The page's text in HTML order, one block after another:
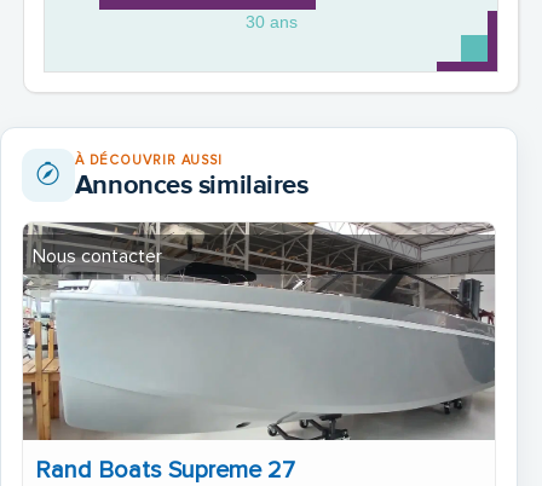
30 ans
À DÉCOUVRIR AUSSI
Annonces similaires
Rand Boats Supreme 27
Nous contacter